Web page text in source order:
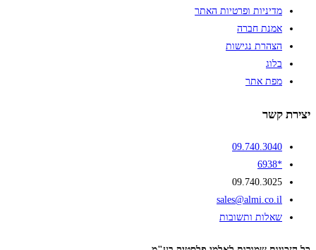
מדיניות ופרטיות האתר
אמנת חברה
הצהרת נגישות
בלוג
מפת אתר
יצירת קשר
09.740.3040
*6938
09.740.3025
sales@almi.co.il
שאלות ותשובות